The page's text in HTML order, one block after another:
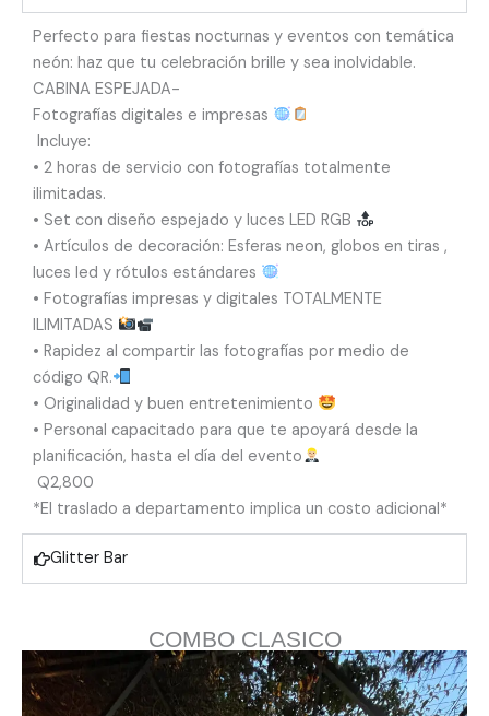
Perfecto para fiestas nocturnas y eventos con temática
neón: haz que tu celebración brille y sea inolvidable.
CABINA ESPEJADA-
Fotografías digitales e impresas
Incluye:
•⁠ ⁠2 horas de servicio con fotografías totalmente
ilimitadas.
•⁠ ⁠Set con diseño espejado y luces LED RGB
•⁠ ⁠Artículos de decoración: Esferas neon, globos en tiras ,
luces led y rótulos estándares
•⁠ ⁠Fotografías impresas y digitales TOTALMENTE
ILIMITADAS
•⁠ ⁠Rapidez al compartir las fotografías por medio de
código QR.
•⁠ ⁠Originalidad y buen entretenimiento
•⁠ ⁠Personal capacitado para que te apoyará desde la
planificación, hasta el día del evento
Q2,800
*El traslado a departamento implica un costo adicional*
Glitter Bar
COMBO CLASICO